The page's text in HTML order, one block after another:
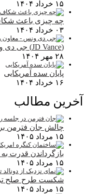
۱۵ خرداد ۱۴۰۴
چه چیزی باعث
۰۳ خرداد ۱۴۰۴
(JD Vance) جی دی ونس
۲۸ مهر ۱۴۰۴
پایان سده آمریکایی
۱۶ خرداد ۱۴۰۴
آخرین مطالب
چالش جان فترمن
۱۵ مرداد ۱۴۰۵
بازگرداندن قدرت به
۱۵ مرداد ۱۴۰۵
شکست طرح صلح
۱۵ مرداد ۱۴۰۵